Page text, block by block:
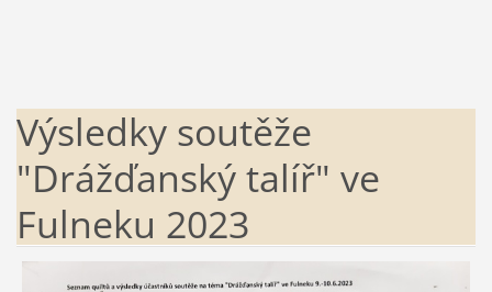
Výsledky soutěže
"Drážďanský talíř" ve
Fulneku 2023